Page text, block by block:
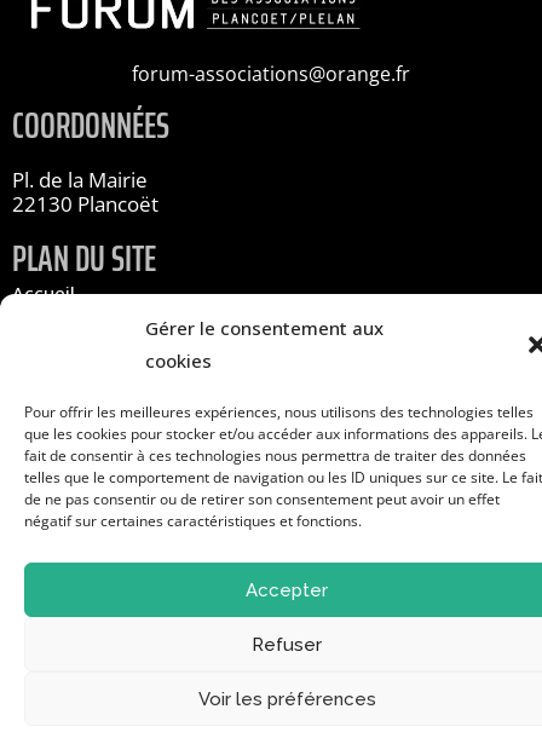
Gérer le consentement aux
cookies
Pour offrir les meilleures expériences, nous utilisons des technologies telles
que les cookies pour stocker et/ou accéder aux informations des appareils.
fait de consentir à ces technologies nous permettra de traiter des données
telles que le comportement de navigation ou les ID uniques sur ce site. Le fait
de ne pas consentir ou de retirer son consentement peut avoir un effet
négatif sur certaines caractéristiques et fonctions.
Accepter
Refuser
Voir les préférences
forum-associations@orange.fr
COORDONNÉES
Pl. de la Mairie
22130 Plancoët
PLAN DU SITE
Accueil
Les associations
À propos
Contact
S'inscrire au forum
Mentions légales Cookies
Site réalisé par www.cocktail-graphic.com